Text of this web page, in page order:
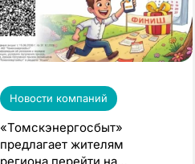
Новости компаний
«Томскэнергосбыт»
предлагает жителям